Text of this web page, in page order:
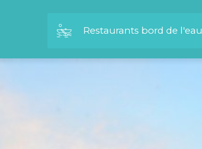
Restaurants bord de l'eau